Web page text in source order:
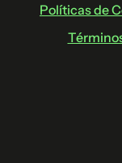
Políticas de